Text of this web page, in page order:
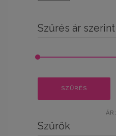
Szűrés ár szerint
SZŰRÉS
ÁR:
Szűrők